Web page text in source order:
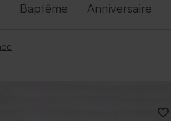
Baptême Anniversaire